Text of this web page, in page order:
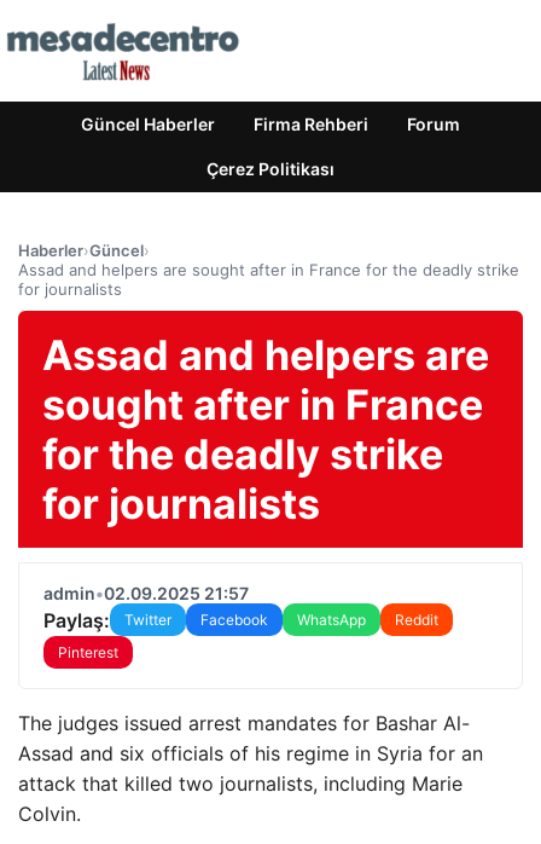
Güncel Haberler Firma Rehberi Forum
Çerez Politikası
Haberler›Güncel›
Assad and helpers are sought after in France for the deadly strike
for journalists
Assad and helpers are
sought after in France
for the deadly strike
for journalists
admin•02.09.2025 21:57
Paylaş: Twitter Facebook WhatsApp
Reddit
Pinterest
The judges issued arrest mandates for Bashar Al-
Assad and six officials of his regime in Syria for an
attack that killed two journalists, including Marie
Colvin.